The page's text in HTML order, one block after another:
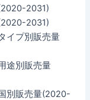
2031)
2031)
イプ別販売量
途別販売量
別販売量(2020-